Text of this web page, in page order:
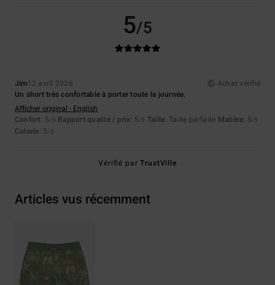
5/5
Jim12 avril 2026
Achat vérifié
Un short très confortable à porter toute la journée.
Afficher original - English
Confort: 5/5 Rapport qualité / prix: 5/5 Taille: Taille parfaite Matière: 5/5
Coloris: 5/5
Vérifié parTrustVille
Articles vus récemment